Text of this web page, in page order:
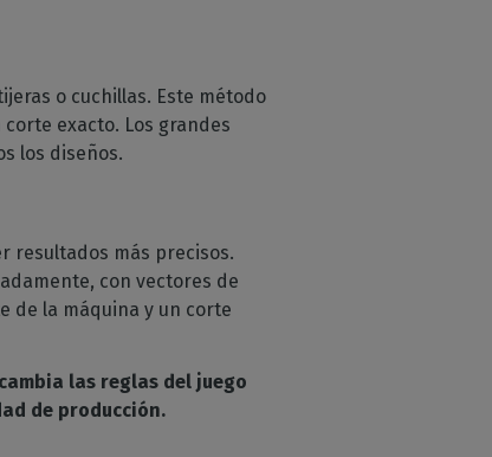
o cuchillas. Este método
exacto. Los grandes
los diseños.
resultados más precisos.
con vectores de
de la máquina y un corte
las reglas del juego
de producción.